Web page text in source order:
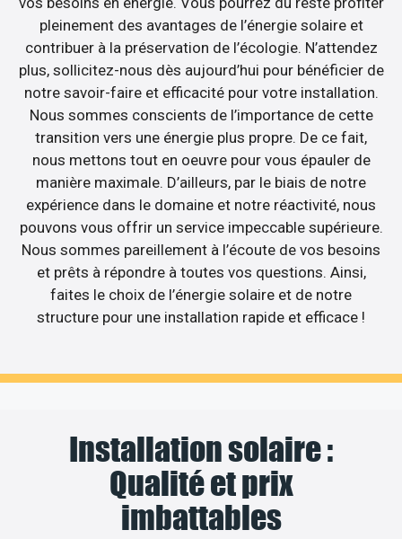
pleinement des avantages de l’énergie solaire et
contribuer à la préservation de l’écologie. N’attendez
plus, sollicitez-nous dès aujourd’hui pour bénéficier de
notre savoir-faire et efficacité pour votre installation.
Nous sommes conscients de l’importance de cette
transition vers une énergie plus propre. De ce fait,
nous mettons tout en oeuvre pour vous épauler de
manière maximale. D’ailleurs, par le biais de notre
expérience dans le domaine et notre réactivité, nous
pouvons vous offrir un service impeccable supérieure.
Nous sommes pareillement à l’écoute de vos besoins
et prêts à répondre à toutes vos questions. Ainsi,
faites le choix de l’énergie solaire et de notre
structure pour une installation rapide et efficace !
Installation solaire :
Qualité et prix
imbattables